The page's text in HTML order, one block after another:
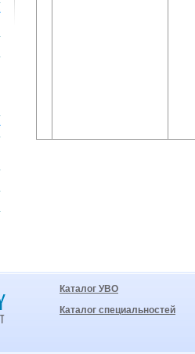
Каталог УВО
Каталог специальностей